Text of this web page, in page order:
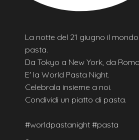
La notte del 21 giugno il
pasta.
Da Tokyo a New York, da
E' la World Pasta Night.
Celebrala insieme a noi.
Condividi un piatto di pasta.
#worldpastanight #pasta